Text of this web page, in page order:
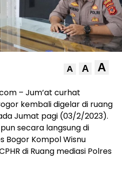
A A A
– Jum’at curhat
kembali digelar di ruang
Jumat pagi (03/2/2023).
secara langsung di
Bogor Kompol Wisnu
di Ruang mediasi Polres